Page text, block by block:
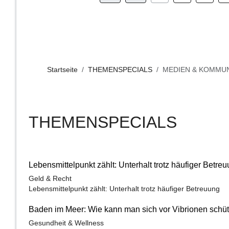
Startseite THEMENSPECIALS MEDIEN &
THEMENSPECIALS
Lebensmittelpunkt zählt: Unterhalt trotz häufiger
Geld & Recht
Lebensmittelpunkt zählt: Unterhalt trotz häufiger Betreuung
Baden im Meer: Wie kann man sich vor Vibrionen
Gesundheit & Wellness